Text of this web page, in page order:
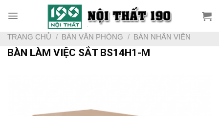
TRANG CHỦ / BÀN VĂN PHÒNG / BÀN NHÂN VIÊN
BÀN LÀM VIỆC SẮT BS14H1-M